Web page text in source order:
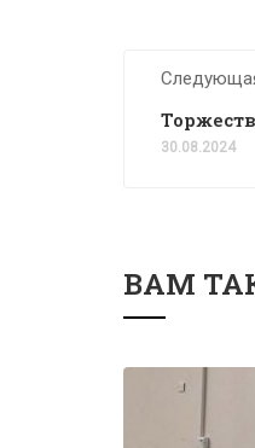
30.08.2024
ВАМ